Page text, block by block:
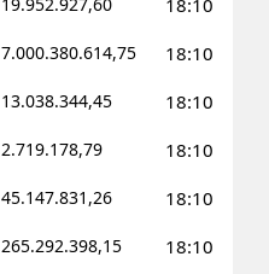
18:10
7.000.380.614,75 18:10
13.038.344,45 18:10
2.719.178,79 18:10
45.147.831,26 18:10
265.292.398,15 18:10